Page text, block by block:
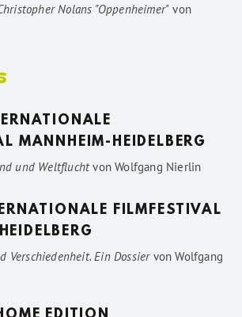
Nolans "Oppenheimer" von
MANNHEIM-HEIDELBERG
und WeltfluchtvonWolfgang Nierlin
FILMFESTIVAL
Verschiedenheit. Ein DossiervonWolfgang